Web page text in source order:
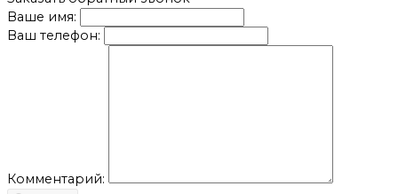
Ваше имя:
Ваш телефон:
Комментарий: